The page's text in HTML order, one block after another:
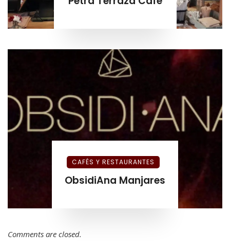
CAFÉS Y RESTAURANTES
ObsidiAna Manjares
Comments are closed.